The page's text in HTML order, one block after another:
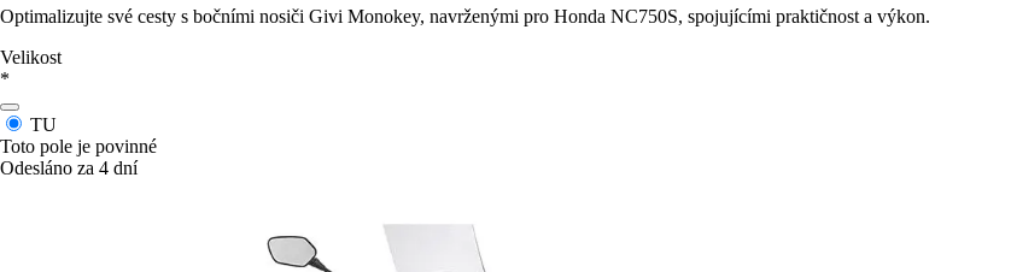
Optimalizujte své cesty s bočními nosiči Givi Monokey, navrženými pro Honda NC750S, spojujícími praktičnost a výkon.
Velikost
*
TU
Toto pole je povinné
Odesláno za 4 dní